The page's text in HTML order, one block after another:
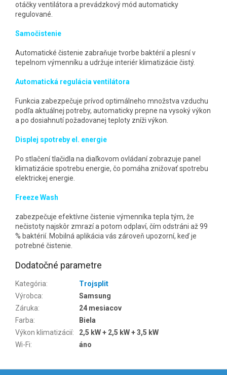
otáčky ventilátora a prevádzkový mód automaticky
regulované.
Samočistenie
Automatické čistenie zabraňuje tvorbe baktérií a plesní v
tepelnom výmenníku a udržuje interiér klimatizácie čistý.
Automatická regulácia ventilátora
Funkcia zabezpečuje prívod optimálneho množstva vzduchu
podľa aktuálnej potreby, automaticky prepne na vysoký výkon
a po dosiahnutí požadovanej teploty zníži výkon.
Displej spotreby el. energie
Po stlačení tlačidla na diaľkovom ovládaní zobrazuje panel
klimatizácie spotrebu energie, čo pomáha znižovať spotrebu
elektrickej energie.
Freeze Wash
zabezpečuje efektívne čistenie výmenníka tepla tým, že
nečistoty najskôr zmrazí a potom odplaví, čím odstráni až 99
% baktérií. Mobilná aplikácia vás zároveň upozorní, keď je
potrebné čistenie.
Dodatočné parametre
Kategória:
Trojsplit
Výrobca:
Samsung
Záruka:
24 mesiacov
Farba:
Biela
Výkon klimatizácií:
2,5 kW + 2,5 kW + 3,5 kW
Wi-Fi: áno